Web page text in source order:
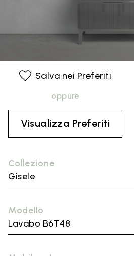
Collezione
Gisele
Modello
Lavabo B6T48
Salva nei Preferiti
oppure
Visualizza Preferiti